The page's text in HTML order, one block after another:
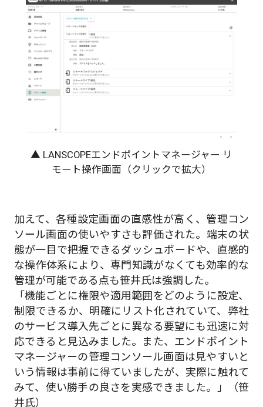
▲ LANSCOPEエンドポイントマネージャー リ
モート操作画面（クリックで拡大）
加えて、各種設定画面の直感性が高く、管理コン
ソール画面の使いやすさも評価された。端末の状
態が一目で把握できるダッシュボードや、直感的
な操作体系により、専門知識がなくても効率的な
管理が可能である点も笹井氏は強調した。
「機能ごとに権限や適用範囲をどのように設定、
制限できるか、明確にリスト化されていて、弊社
のサービス導入先ごとに異なる要望にも迅速に対
応できると見込みました。また、エンドポイント
マネージャーの管理コンソール画面は見やすいと
いう情報は事前に得ていましたが、実際に触れて
みて、使い勝手の良さを実感できました。」（笹
井氏）